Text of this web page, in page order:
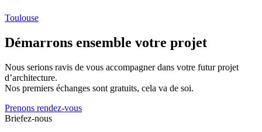
Toulouse
Démarrons ensemble votre projet
Nous serions ravis de vous accompagner dans votre futur projet
d’architecture.
Nos premiers échanges sont gratuits, cela va de soi.
Prenons rendez-vous
Briefez-nous